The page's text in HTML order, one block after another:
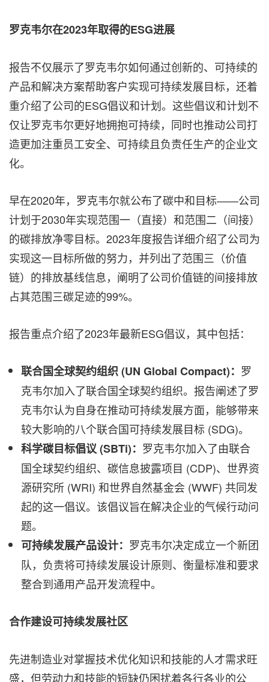
罗克韦尔在2023年取得的ESG进展
报告不仅展示了罗克韦尔如何通过创新的、可持续的
产品和解决方案帮助客户实现可持续发展目标，还着
重介绍了公司的ESG倡议和计划。这些倡议和计划不
仅让罗克韦尔更好地拥抱可持续，同时也推动公司打
造更加注重员工安全、可持续且负责任生产的企业文
化。
早在2020年，罗克韦尔就公布了碳中和目标——公司
计划于2030年实现范围一（直接）和范围二（间接）
的碳排放净零目标。2023年度报告详细介绍了公司为
实现这一目标所做的努力，并列出了范围三（价值
链）的排放基线信息，阐明了公司价值链的间接排放
占其范围三碳足迹的99%。
报告重点介绍了2023年最新ESG倡议，其中包括：
联合国全球契约组织(UN Global Compact)： 罗
克韦尔加入了联合国全球契约组织。报告阐述了罗
克韦尔认为自身在推动可持续发展方面，能够带来
较大影响的八个联合国可持续发展目标 (SDG)。
科学碳目标倡议(SBTi)： 罗克韦尔加入了由联合
国全球契约组织、碳信息披露项目 (CDP)、世界资
源研究所 (WRI) 和世界自然基金会 (WWF) 共同发
起的这一倡议。该倡议旨在解决企业的气候行动问
题。
可持续发展产品设计： 罗克韦尔决定成立一个新团
队，负责将可持续发展设计原则、衡量标准和要求
整合到通用产品开发流程中。
合作建设可持续发展社区
先进制造业对掌握技术优化知识和技能的人才需求旺
盛，但劳动力和技能的短缺仍困扰着各行各业的公